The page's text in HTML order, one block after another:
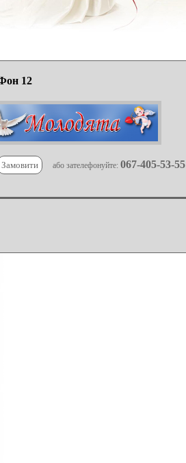
12
Замовити або зателефонуйте: 067-405-53-55